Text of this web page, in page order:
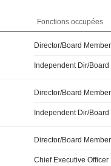
Fonctions occupées
Director/Board Member
Independent Dir/
Director/Board Member
Independent Dir/
Director/Board Member
Chief Executive Officer